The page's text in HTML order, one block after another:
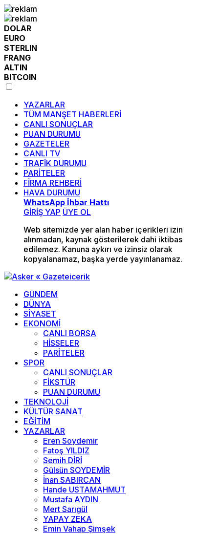
DOLAR
EURO
STERLIN
FRANG
ALTIN
BITCOIN
YAZARLAR
TÜM MANŞET HABERLERİ
CANLI SONUÇLAR
PUAN DURUMU
GAZETELER
CANLI TV
TRAFİK DURUMU
PARİTELER
FİRMA REHBERİ
HAVA DURUMU
WhatsApp İhbar Hattı
GİRİŞ YAP ÜYE OL
Web sitemizde yer alan haber içerikleri izin
alınmadan, kaynak gösterilerek dahi iktibas
edilemez. Kanuna aykırı ve izinsiz olarak
kopyalanamaz, başka yerde yayınlanamaz.
GÜNDEM
DÜNYA
SİYASET
EKONOMİ
CANLI BORSA
HİSSELER
PARİTELER
SPOR
CANLI SONUÇLAR
FİKSTÜR
PUAN DURUMU
TEKNOLOJİ
KÜLTÜR SANAT
EĞİTİM
YAZARLAR
Eren Soydemir
Fatoş YILDIZ
Semih DİRİ
Gülsün SOYDEMİR
İnan SABIRCAN
Hande USTAMAHMUT
Mustafa AYDIN
Mert Sarıgül
YAPAY ZEKA
Emin Vahap Şimşek